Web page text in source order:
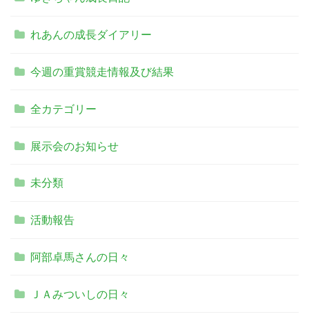
れあんの成長ダイアリー
今週の重賞競走情報及び結果
全カテゴリー
展示会のお知らせ
未分類
活動報告
阿部卓馬さんの日々
ＪＡみついしの日々